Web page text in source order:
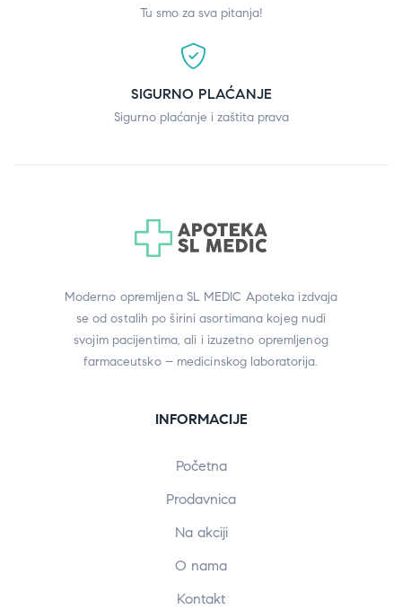
Tu smo za sva pitanja!
SIGURNO PLAĆANJE
Sigurno plaćanje i zaštita prava
Moderno opremljena SL MEDIC Apoteka izdvaja
se od ostalih po širini asortimana kojeg nudi
svojim pacijentima, ali i izuzetno opremljenog
farmaceutsko – medicinskog laboratorija.
INFORMACIJE
Početna
Prodavnica
Na akciji
O nama
Kontakt